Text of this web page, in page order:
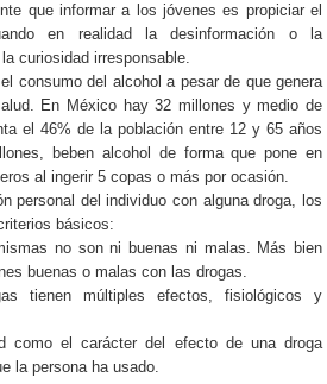
que informar a los jóvenes es propiciar el
en realidad la desinformación o la
curiosidad irresponsable.
consumo del alcohol a pesar de que genera
En México hay 32 millones y medio de
el 46% de la población entre 12 y 65 años
beben alcohol de forma que pone en
al ingerir 5 copas o más por ocasión.
personal del individuo con alguna droga, los
básicos:
no son ni buenas ni malas. Más bien
buenas o malas con las drogas.
múltiples efectos, fisiológicos y
el carácter del efecto de una droga
la persona ha usado.